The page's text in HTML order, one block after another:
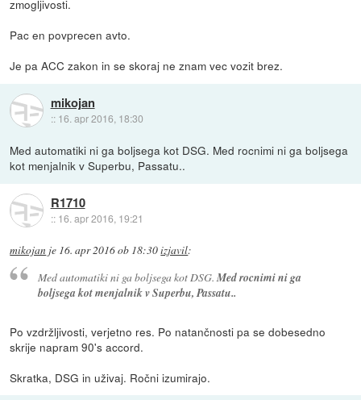
zmogljivosti.
Pac en povprecen avto.
Je pa ACC zakon in se skoraj ne znam vec vozit brez.
mikojan
:: 16. apr 2016, 18:30
Med automatiki ni ga boljsega kot DSG. Med rocnimi ni ga boljsega
kot menjalnik v Superbu, Passatu..
R1710
:: 16. apr 2016, 19:21
mikojan je 16. apr 2016 ob 18:30izjavil:
Med automatiki ni ga boljsega kot DSG.Med rocnimi ni ga
boljsega kot menjalnik v Superbu, Passatu..
Po vzdržljivosti, verjetno res. Po natančnosti pa se dobesedno
skrije napram 90's accord.
Skratka, DSG in uživaj. Ročni izumirajo.